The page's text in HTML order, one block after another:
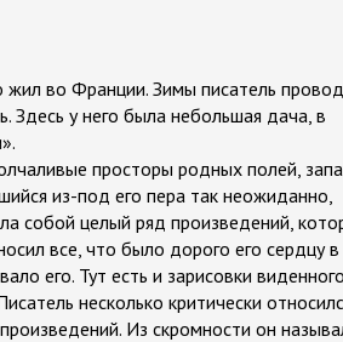
жил во Франции. Зимы писатель
Здесь у него была небольшая дача, в
просторы родных полей,
из-под его пера так неожиданно,
собой целый ряд произведений,
все, что было дорого его сердцу в
его. Тут есть и зарисовки
несколько критически
Из скромности он